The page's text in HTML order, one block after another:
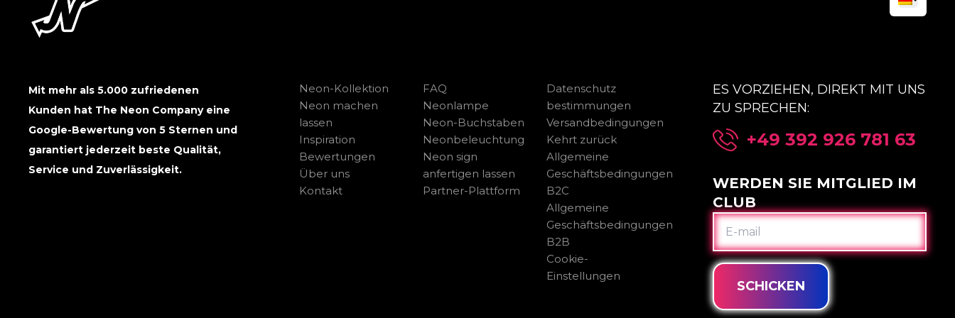
Mit mehr als 5.000 zufriedenen
Kunden hat The Neon Company eine
Google-Bewertung von 5 Sternen und
garantiert jederzeit beste Qualität,
Service und Zuverlässigkeit.
Neon-Kollektion
Neon machen
lassen
Inspiration
Bewertungen
Über uns
Kontakt
FAQ
Neonlampe
Neon-Buchstaben
Neonbeleuchtung
Neon sign
anfertigen lassen
Partner-Plattform
Datenschutz
bestimmungen
Versandbedingungen
Kehrt zurück
Allgemeine
Geschäftsbedingungen
B2C
Allgemeine
Geschäftsbedingungen
B2B
Cookie-
Einstellungen
ES VORZIEHEN, DIREKT MIT UNS
ZU SPRECHEN:
+49 392 926 781 63
WERDEN SIE MITGLIED IM
CLUB
E-
MAIL
SCHICKEN